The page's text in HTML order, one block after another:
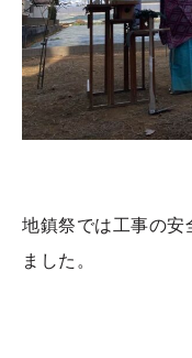
地鎮祭では工事の安
ました。